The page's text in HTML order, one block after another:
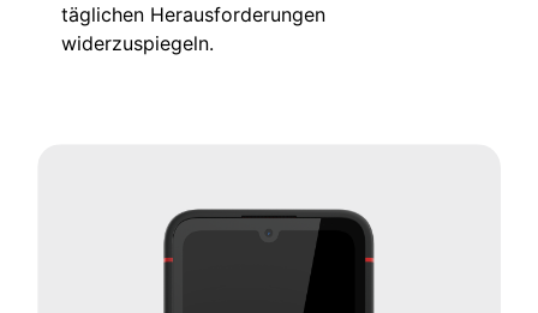
täglichen Herausforderungen
widerzuspiegeln.